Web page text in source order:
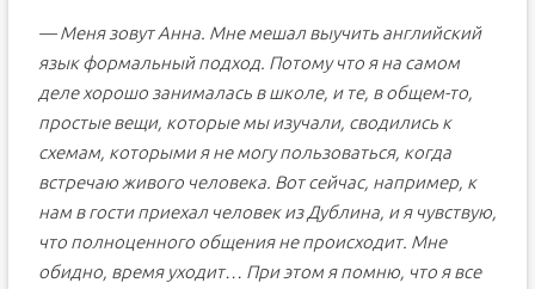
— Меня зовут Анна. Мне мешал выучить английский
язык формальный подход. Потому что я на самом
деле хорошо занималась в школе, и те, в общем-то,
простые вещи, которые мы изучали, сводились к
схемам, которыми я не могу пользоваться, когда
встречаю живого человека. Вот сейчас, например, к
нам в гости приехал человек из Дублина, и я чувствую,
что полноценного общения не происходит. Мне
обидно, время уходит… При этом я помню, что я все